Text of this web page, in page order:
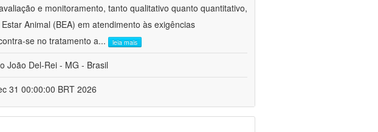
e monitoramento, tanto qualitativo quanto quantitativo,
Animal (BEA) em atendimento às exigências
se no tratamento a... leia mais
João Del-Rei - MG - Brasil
31 00:00:00 BRT 2026